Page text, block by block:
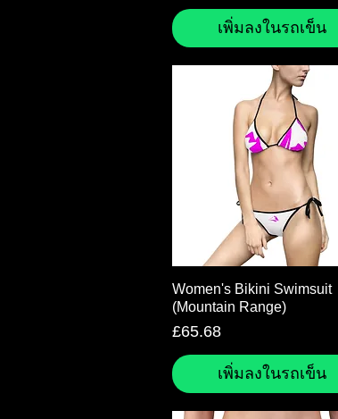
เพิ่มลงในรถเข็น
ดูข้อมูลด่วน
Women's Bikini Swimsuit
(Mountain Range)
ราคา
£65.68
เพิ่มลงในรถเข็น